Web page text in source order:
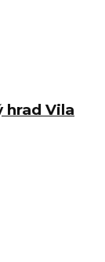
hrad Vila